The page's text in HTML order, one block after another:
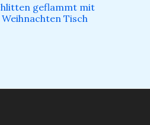
geflammt mit
Tisch